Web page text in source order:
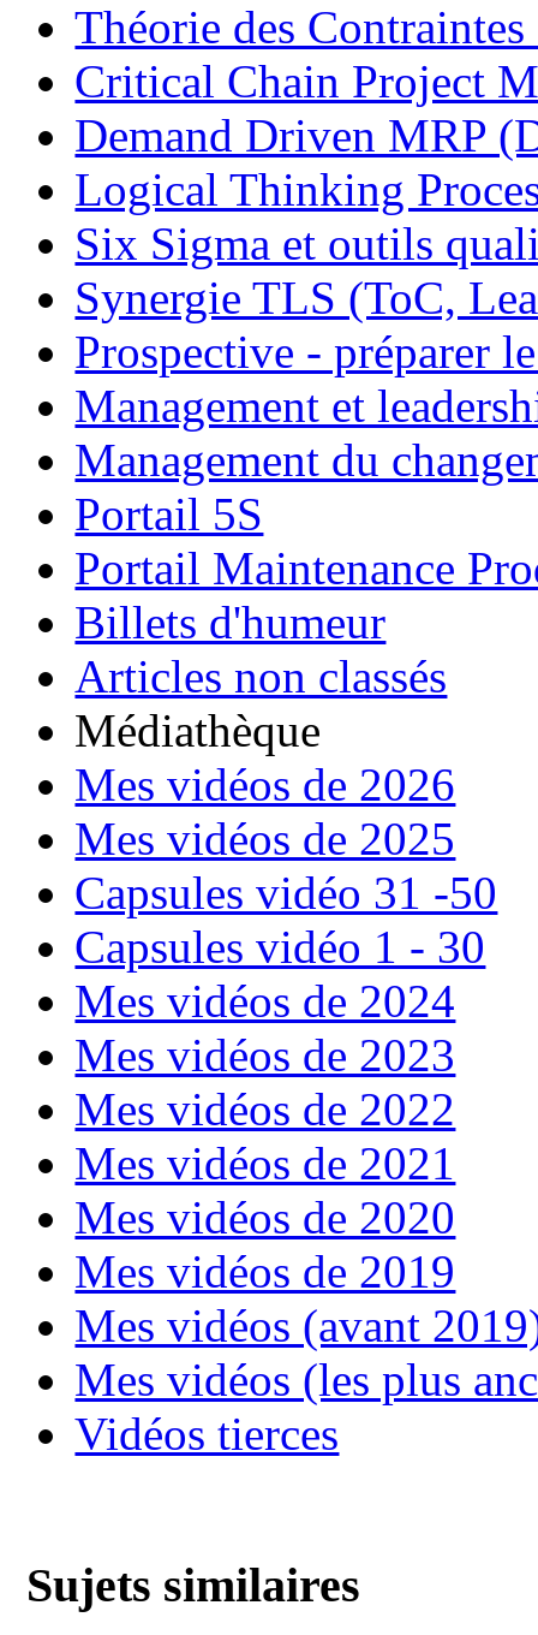
Théorie des
Critical Chain Project
Demand Driven MRP
Logical Thinking
Six Sigma et outils
Synergie TLS (ToC,
Prospective - préparer
Management et
Management du
Portail 5S
Portail Maintenance
Billets d'humeur
Articles non classés
Médiathèque
Mes vidéos de 2026
Mes vidéos de 2025
Capsules vidéo 31 -50
Capsules vidéo 1 - 30
Mes vidéos de 2024
Mes vidéos de 2023
Mes vidéos de 2022
Mes vidéos de 2021
Mes vidéos de 2020
Mes vidéos de 2019
Mes vidéos (avant
Mes vidéos (les plus
Vidéos tierces
Sujets similaires